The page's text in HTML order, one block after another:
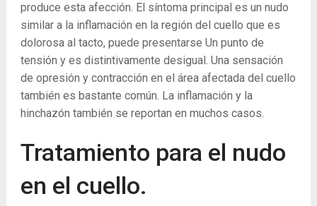
produce esta afección. El síntoma principal es un nudo
similar a la inflamación en la región del cuello que es
dolorosa al tacto, puede presentarse Un punto de
tensión y es distintivamente desigual. Una sensación
de opresión y contracción en el área afectada del cuello
también es bastante común. La inflamación y la
hinchazón también se reportan en muchos casos.
Tratamiento para el nudo
en el cuello.